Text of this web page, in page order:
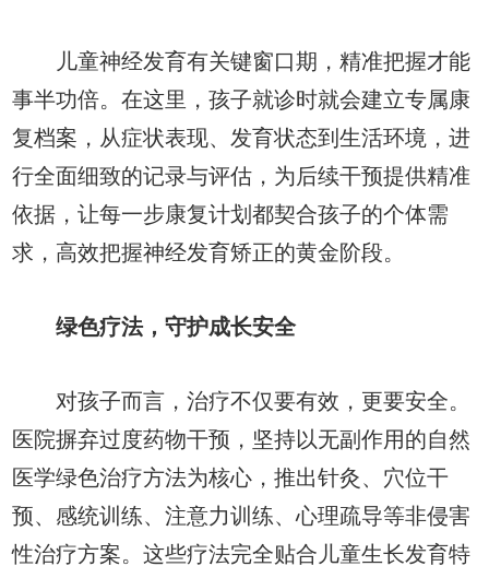
儿童神经发育有关键窗口期，精准把握才能
事半功倍。在这里，孩子就诊时就会建立专属康
复档案，从症状表现、发育状态到生活环境，进
行全面细致的记录与评估，为后续干预提供精准
依据，让每一步康复计划都契合孩子的个体需
求，高效把握神经发育矫正的黄金阶段。
绿色疗法，守护成长安全
对孩子而言，治疗不仅要有效，更要安全。
医院摒弃过度药物干预，坚持以无副作用的自然
医学绿色治疗方法为核心，推出针灸、穴位干
预、感统训练、注意力训练、心理疏导等非侵害
性治疗方案。这些疗法完全贴合儿童生长发育特